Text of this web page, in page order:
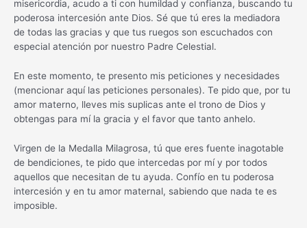
misericordia, acudo a ti con humildad y confianza, buscando tu
poderosa intercesión ante Dios. Sé que tú eres la mediadora
de todas las gracias y que tus ruegos son escuchados con
especial atención por nuestro Padre Celestial.
En este momento, te presento mis peticiones y necesidades
(mencionar aquí las peticiones personales). Te pido que, por tu
amor materno, lleves mis suplicas ante el trono de Dios y
obtengas para mí la gracia y el favor que tanto anhelo.
Virgen de la Medalla Milagrosa, tú que eres fuente inagotable
de bendiciones, te pido que intercedas por mí y por todos
aquellos que necesitan de tu ayuda. Confío en tu poderosa
intercesión y en tu amor maternal, sabiendo que nada te es
imposible.